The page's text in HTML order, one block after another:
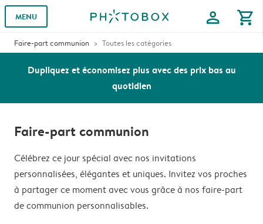
MENU profile shopping_cart
Faire-part communion Toutes les catégories
Dupliquez et économisez plus avec des prix bas au
quotidien
Faire-part communion
Célébrez ce jour spécial avec nos invitations
personnalisées, élégantes et uniques. Invitez vos proches
à partager ce moment avec vous grâce à nos faire-part
de communion personnalisables.